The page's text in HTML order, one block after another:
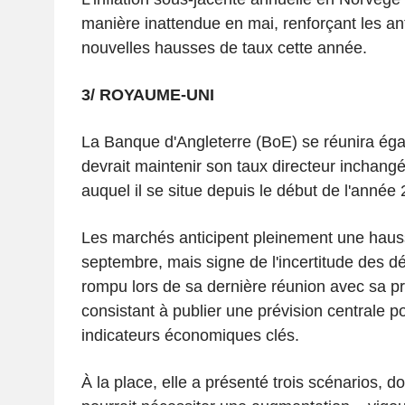
manière inattendue en mai, renforçant les
nouvelles hausses de taux cette année.
3/ ROYAUME-UNI
La Banque d'Angleterre (BoE) se réunira
devrait maintenir son taux directeur
auquel il se situe depuis le début de l'année
Les marchés anticipent pleinement une
septembre, mais signe de l'incertitude des
rompu lors de sa dernière réunion avec sa
consistant à publier une prévision centrale
indicateurs économiques clés.
À la place, elle a présenté trois scénarios,